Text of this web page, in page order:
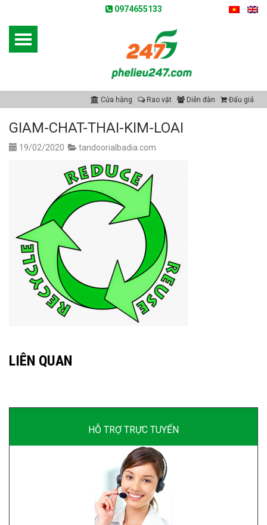
0974655133
Cửa hàng Rao vặt Diễn đàn Đấu giá
GIAM-CHAT-THAI-KIM-LOAI
19/02/2020 tandoorialbadia.com
LIÊN QUAN
HỖ TRỢ TRỰC TUYẾN